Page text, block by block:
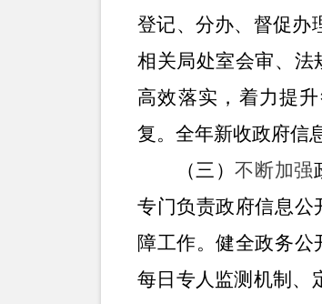
登记、分办、督促办
相关局处室会审、法
高效落实，着力提
复。 全年新收政府信
（三）不断加强
专门负责政府信息公
障工作。健全政务
每日专人监测机制、